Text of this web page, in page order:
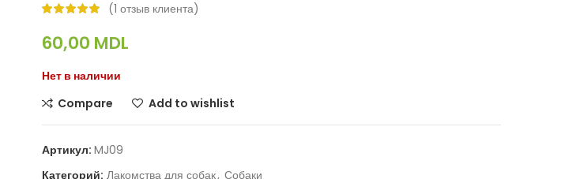
(1 отзыв клиента)
60,00 MDL
Нет в наличии
Compare
Add to wishlist
Артикул: MJ09
Категорий: Лакомства для собак, Собаки